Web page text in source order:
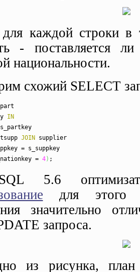
каждой строки в
- поставляется
национальности.
схожий SELECT
IN
JOINsupplier
= s_suppkey
= 4) ;
5.6
для этого
значительно
запроса.
из рисунка,